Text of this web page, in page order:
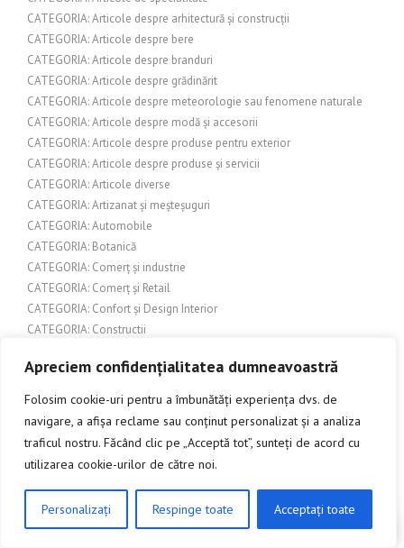
Apreciem confidențialitatea dumneavoastră
Folosim cookie-uri pentru a îmbunătăți experiența dvs. de
navigare, a afișa reclame sau conținut personalizat și a analiza
traficul nostru. Făcând clic pe „Acceptă tot”, sunteți de acord cu
utilizarea cookie-urilor de către noi.
Personalizați Respinge toate Acceptați toate
CATEGORIA: Articole despre arhitectură și construcții
CATEGORIA: Articole despre bere
CATEGORIA: Articole despre branduri
CATEGORIA: Articole despre grădinărit
CATEGORIA: Articole despre meteorologie sau fenomene naturale
CATEGORIA: Articole despre modă și accesorii
CATEGORIA: Articole despre produse pentru exterior
CATEGORIA: Articole despre produse și servicii
CATEGORIA: Articole diverse
CATEGORIA: Artizanat și meșteșuguri
CATEGORIA: Automobile
CATEGORIA: Botanică
CATEGORIA: Comerț și industrie
CATEGORIA: Comerț și Retail
CATEGORIA: Confort și Design Interior
CATEGORIA: Constructii
CATEGORIA: Construcții și amenajări interioare
CATEGORIA: Construcții și arhitectură
CATEGORIA: Construcții și design interior
CATEGORIA: Constructii si renovari
CATEGORIA: Construire și amenajări exterioare
CATEGORIA: Cultura pop
CATEGORIA: Cultură și divertisment
CLICK AICI PENTRU A DISCUTA